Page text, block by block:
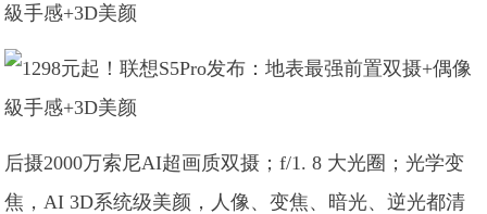
后摄2000万索尼AI超画质双摄；f/1. 8 大光圈；光学变
焦，AI 3D系统级美颜，人像、变焦、暗光、逆光都清